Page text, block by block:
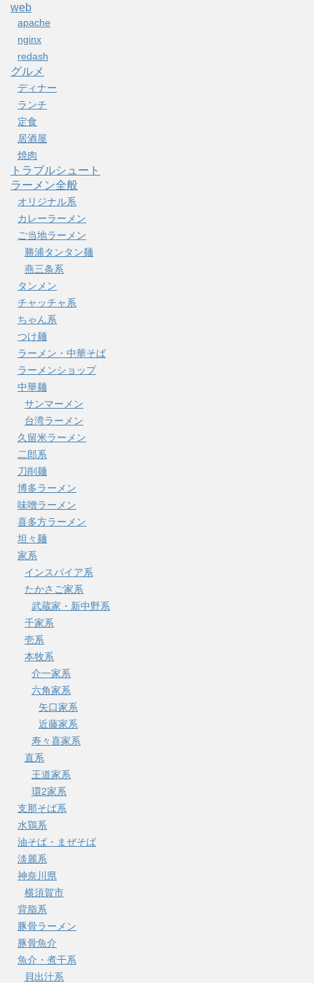
web
apache
nginx
redash
グルメ
ディナー
ランチ
定食
居酒屋
焼肉
トラブルシュート
ラーメン全般
オリジナル系
カレーラーメン
ご当地ラーメン
勝浦タンタン麺
燕三条系
タンメン
チャッチャ系
ちゃん系
つけ麺
ラーメン・中華そば
ラーメンショップ
中華麺
サンマーメン
台湾ラーメン
久留米ラーメン
二郎系
刀削麺
博多ラーメン
味噌ラーメン
喜多方ラーメン
坦々麺
家系
インスパイア系
たかさご家系
武蔵家・新中野系
千家系
壱系
本牧系
介一家系
六角家系
矢口家系
近藤家系
寿々喜家系
直系
王道家系
環2家系
支那そば系
水鶏系
油そば・まぜそば
淡麗系
神奈川県
横須賀市
背脂系
豚骨ラーメン
豚骨魚介
魚介・煮干系
貝出汁系